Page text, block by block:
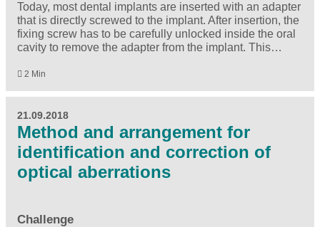
Today, most dental implants are inserted with an adapter
that is directly screwed to the implant. After insertion, the
fixing screw has to be carefully unlocked inside the oral
cavity to remove the adapter from the implant. This…
2 Min
21.09.2018
Method and arrangement for
identification and correction of
optical aberrations
Challenge